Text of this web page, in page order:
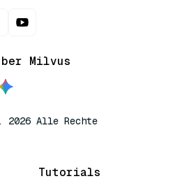
Milvus
2026 Alle Rechte
Tutorials